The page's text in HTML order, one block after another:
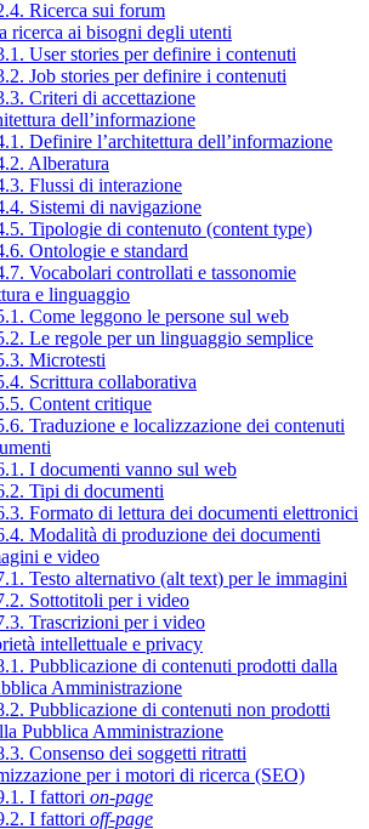
Ricerca sui forum
ricerca ai bisogni degli utenti
User stories per definire i contenuti
Job stories per definire i contenuti
Criteri di accettazione
dell’informazione
Definire l’architettura dell’informazione
Alberatura
Flussi di interazione
Sistemi di navigazione
Tipologie di contenuto (content type)
Ontologie e standard
Vocabolari controllati e tassonomie
e linguaggio
Come leggono le persone sul web
Le regole per un linguaggio semplice
Microtesti
Scrittura collaborativa
Content critique
Traduzione e localizzazione dei contenuti
I documenti vanno sul web
Tipi di documenti
Formato di lettura dei documenti elettronici
Modalità di produzione dei documenti
e video
Testo alternativo (alt text) per le immagini
Sottotitoli per i video
Trascrizioni per i video
intellettuale e privacy
Pubblicazione di contenuti prodotti dalla
Amministrazione
Pubblicazione di contenuti non prodotti
Pubblica Amministrazione
Consenso dei soggetti ritratti
per i motori di ricerca (SEO)
I fattori on-page
I fattori off-page